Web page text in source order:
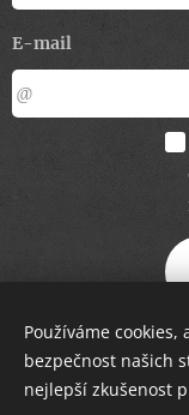
E-mail
Používáme
bezpečnost našich
nejlepší zkušenost